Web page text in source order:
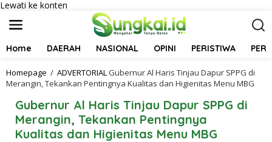
Lewati ke konten
Home DAERAH NASIONAL OPINI PERISTIWA
Homepage / ADVERTORIALGubernur Al Haris Tinjau Dapur SPPG di
Merangin, Tekankan Pentingnya Kualitas dan Higienitas Menu MBG
Gubernur Al Haris Tinjau Dapur SPPG di
Merangin, Tekankan Pentingnya
Kualitas dan Higienitas Menu MBG